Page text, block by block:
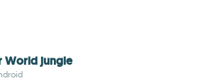
World jungle